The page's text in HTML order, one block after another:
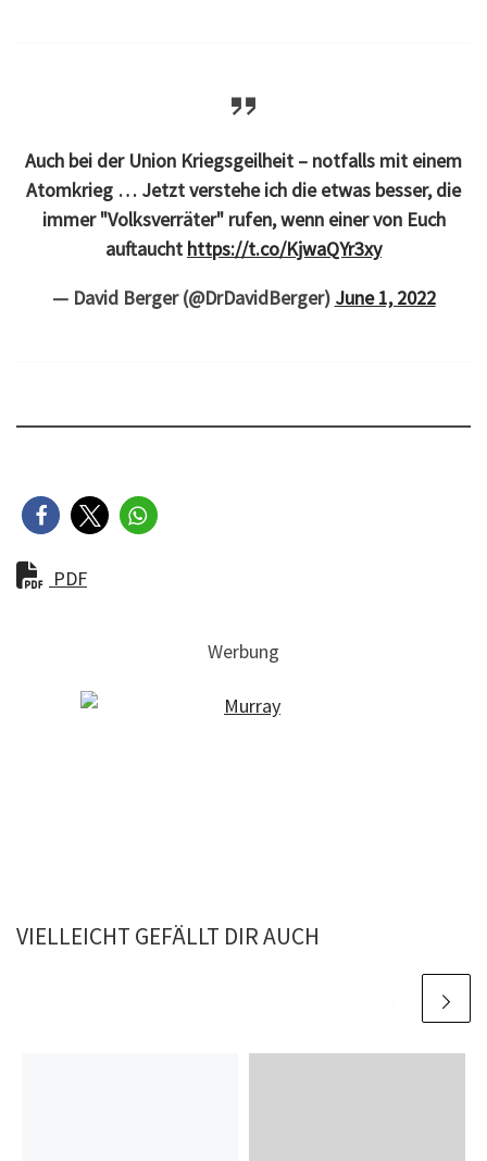
Auch bei der Union Kriegsgeilheit – notfalls mit einem
Atomkrieg … Jetzt verstehe ich die etwas besser, die
immer "Volksverräter" rufen, wenn einer von Euch
auftaucht https://t.co/KjwaQYr3xy
— David Berger (@DrDavidBerger) June 1, 2022
PDF
Werbung
VIELLEICHT GEFÄLLT DIR AUCH